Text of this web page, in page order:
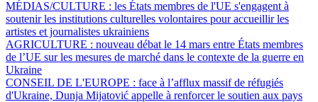
MÉDIAS/CULTURE : les États membres de l'UE s'engagent à
soutenir les institutions culturelles volontaires pour accueillir les
artistes et journalistes ukrainiens
AGRICULTURE : nouveau débat le 14 mars entre États membres
de l’UE sur les mesures de marché dans le contexte de la guerre en
Ukraine
CONSEIL DE L'EUROPE : face à l’afflux massif de réfugiés
d'Ukraine, Dunja Mijatović appelle à renforcer le soutien aux pays